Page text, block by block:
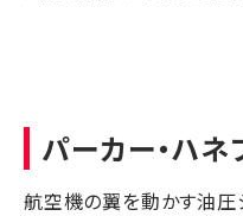
パーカー・ハネ
航空機の翼を動かす油圧